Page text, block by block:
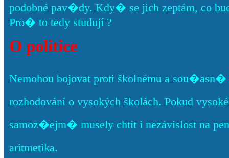
podobné pav�dy. Kdy� se jich zeptám, co
Pro� to tedy studují ?
O politice
Nemohou bojovat proti školnému a
rozhodování o vysokých školách. Pokud
samoz�ejm� musely chtít i nezávislost na
aritmetika.